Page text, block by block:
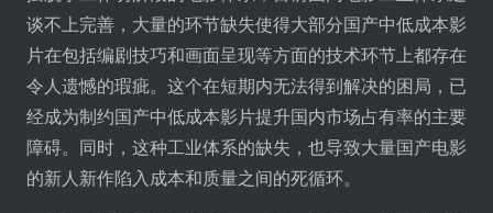
谈不上完善，大量的环节缺失使得大部分国产中低成本影
片在包括编剧技巧和画面呈现等方面的技术环节上都存在
令人遗憾的瑕疵。这个在短期内无法得到解决的困局，已
经成为制约国产中低成本影片提升国内市场占有率的主要
障碍。同时，这种工业体系的缺失，也导致大量国产电影
的新人新作陷入成本和质量之间的死循环。